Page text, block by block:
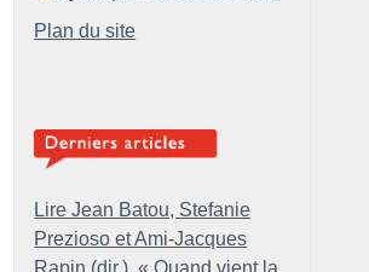
Plan du site
Lire Jean Batou, Stefanie
Prezioso et Ami-Jacques